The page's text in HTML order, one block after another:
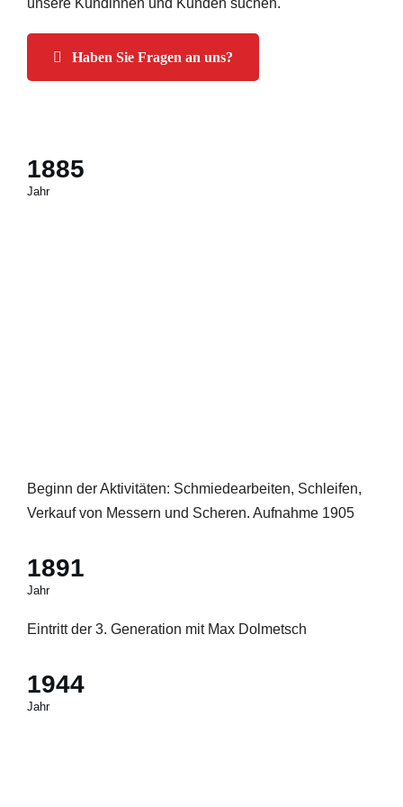
unsere Kundinnen und Kunden suchen.
Haben Sie Fragen an uns?
1885
Jahr
Beginn der Aktivitäten: Schmiedearbeiten, Schleifen,
Verkauf von Messern und Scheren. Aufnahme 1905
1891
Jahr
Eintritt der 3. Generation mit Max Dolmetsch
1944
Jahr